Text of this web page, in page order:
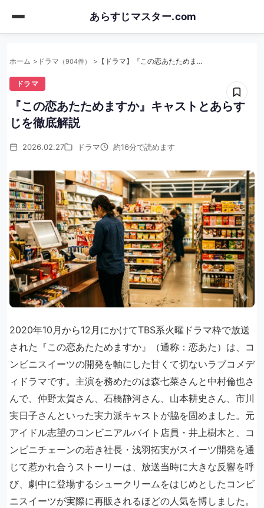
content
あらすじマスター.com
ホーム ドラマ （904件） 【ドラマ】『この恋あたためますか』キャストとあらすじを徹底解説
ドラマ
『この恋あたためますか』キャストとあらす
じを徹底解説
2026.02.27 ドラマ 約16分で読めます
2020年10月から12月にかけてTBS系火曜ドラマ枠で放送
された『この恋あたためますか』（通称：恋あた）は、コ
ンビニスイーツの開発を軸にした甘くて切ないラブコメデ
ィドラマです。主演を務めたのは森七菜さんと中村倫也さ
んで、仲野太賀さん、石橋静河さん、山本耕史さん、市川
実日子さんといった実力派キャストが脇を固めました。元
アイドル志望のコンビニアルバイト店員・井上樹木と、コ
ンビニチェーンの若き社長・浅羽拓実がスイーツ開発を通
じて惹かれ合うストーリーは、放送当時に大きな反響を呼
び、劇中に登場するシュークリームをはじめとしたコンビ
ニスイーツが実際に再販されるほどの人気を博しました。